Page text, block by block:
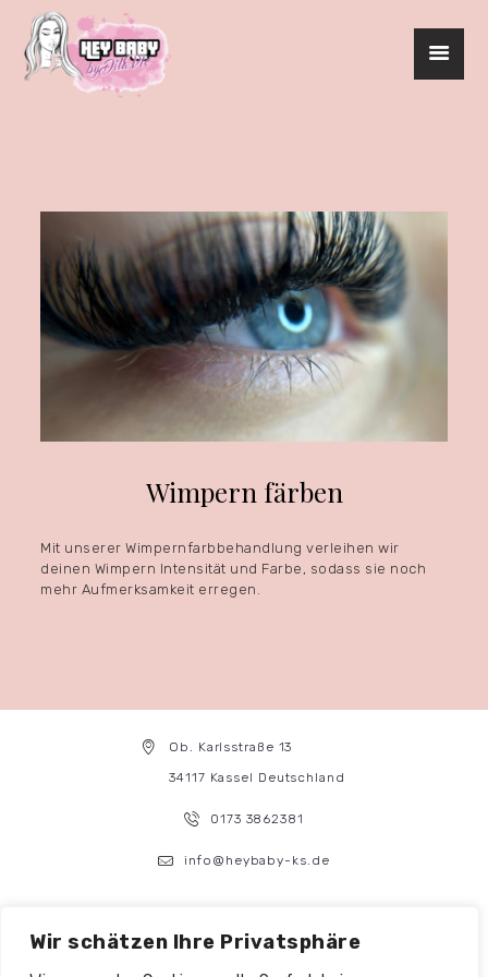
Wir schätzen Ihre Privatsphäre
BEAUTY ACADEMY
EVENTS
TERMINBUCHUNG
KONTAKT
Wimpern färben
Mit unserer Wimpernfarbbehandlung verleihen wir
deinen Wimpern Intensität und Farbe, sodass sie noch
mehr Aufmerksamkeit erregen.
Ob. Karlsstraße 13
34117 Kassel Deutschland
0173 3862381
info@heybaby-ks.de
Instagram